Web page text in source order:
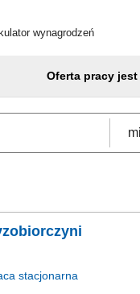
wynagrodzeń
Oferta pracy
stacjonarna